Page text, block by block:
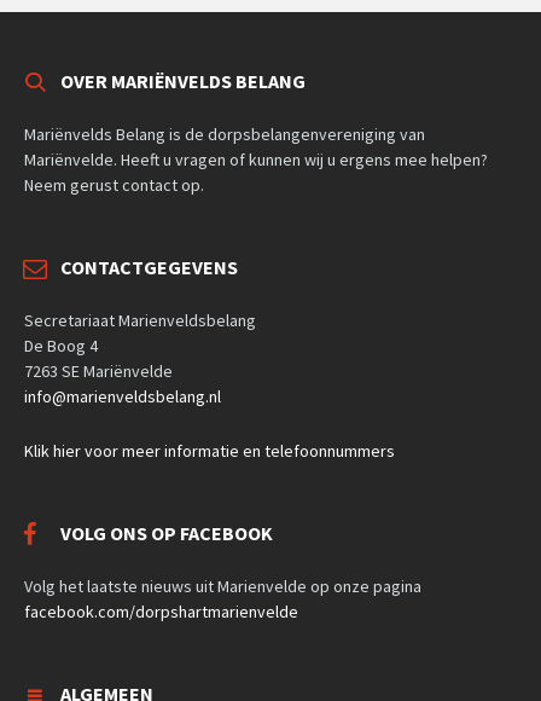
OVER MARIËNVELDS BELANG
Mariënvelds Belang is de dorpsbelangenvereniging van
Mariënvelde. Heeft u vragen of kunnen wij u ergens mee helpen?
Neem gerust contact op.
CONTACTGEGEVENS
Secretariaat Marienveldsbelang
De Boog 4
7263 SE Mariënvelde
info@marienveldsbelang.nl
Klik hier voor meer informatie en telefoonnummers
VOLG ONS OP FACEBOOK
Volg het laatste nieuws uit Marienvelde op onze pagina
facebook.com/dorpshartmarienvelde
ALGEMEEN